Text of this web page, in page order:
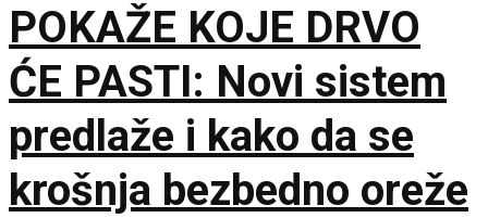
POKAŽE KOJE DRVO
ĆE PASTI: Novi sistem
predlaže i kako da se
krošnja bezbedno oreže